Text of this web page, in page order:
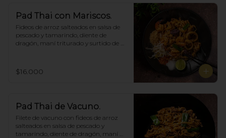
Pad Thai con Mariscos.
Fideos de arroz salteados en salsa de
pescado y tamarindo, diente de
dragón, maní triturado y surtido de
$16.000
Pad Thai de Vacuno.
Filete de vacuno con fideos de arroz
salteados en salsa de pescado y
tamarindo, diente de dragón, maní